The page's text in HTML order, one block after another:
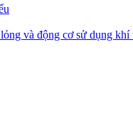
và động cơ sử dụng